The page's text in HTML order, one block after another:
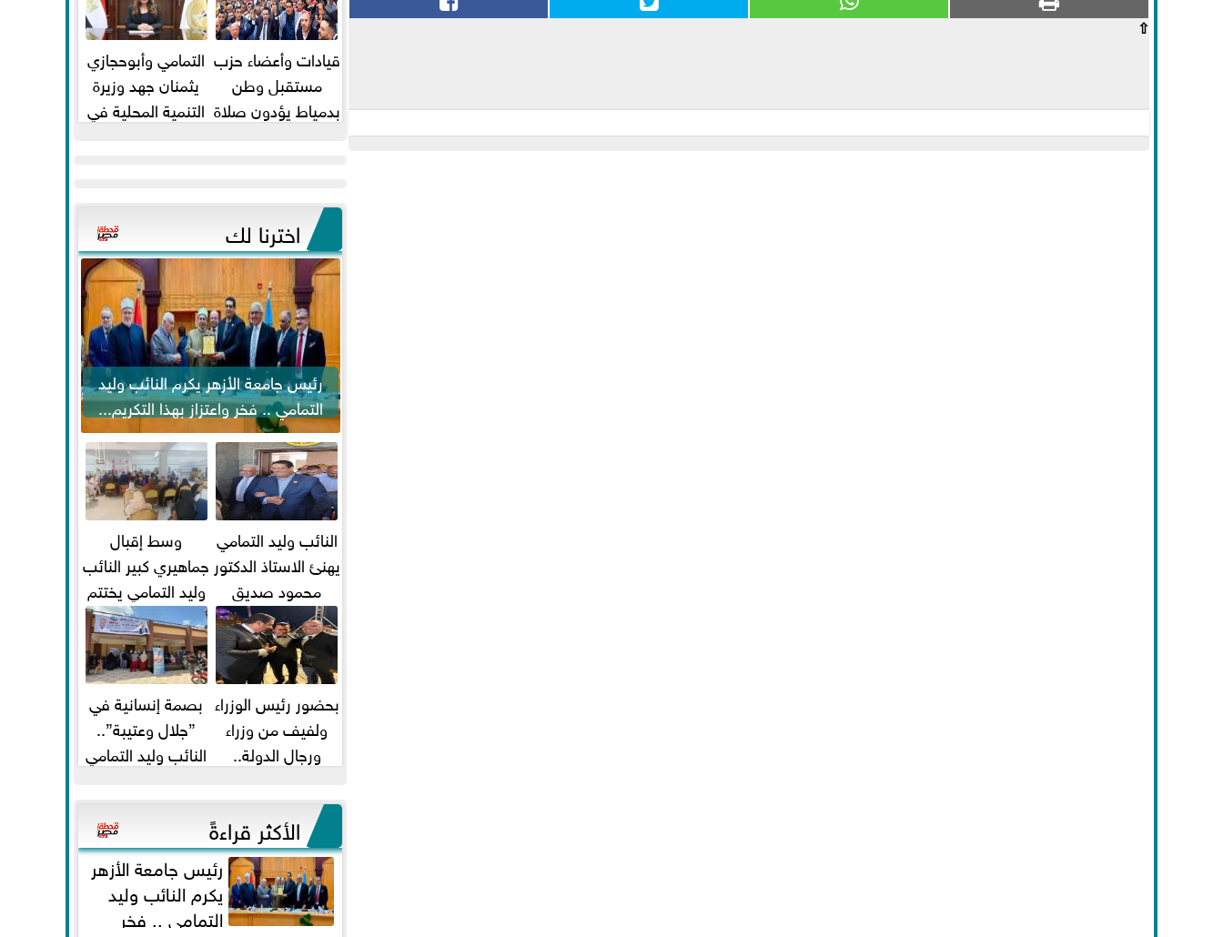
⇧
قيادات وأعضاء حزب
مستقبل وطن
بدمياط يؤدون صلاة
التمامي وأبوحجازي
يثمنان جهد وزيرة
التنمية المحلية في
اخترنا لك
رئيس جامعة الأزهر يكرم النائب وليد
التمامي .. فخر واعتزاز بهذا التكريم...
النائب وليد التمامي
يهنئ الاستاذ الدكتور
محمود صديق
تكليفة قائم باعمال
...
وسط إقبال
جماهيري كبير النائب
وليد التمامي يختتم
أضخم قافلة طبية
مجانية...
بحضور رئيس الوزراء
ولفيف من وزراء
ورجال الدولة..
ومحمد...
بصمة إنسانية في
”جلال وعتيبة”..
النائب وليد التمامي
شيحة يداويان...
الأكثر قراءةً
رئيس جامعة الأزهر
يكرم النائب وليد
التمامي .. فخر